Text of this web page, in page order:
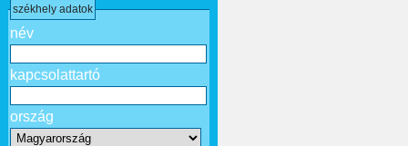
székhely adatok
név
kapcsolattartó
ország